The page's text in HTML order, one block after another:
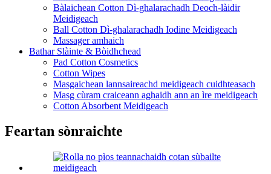
Bàlaichean Cotton Dì-ghalarachadh Deoch-làidir
Meidigeach
Ball Cotton Dì-ghalarachadh Iodine Meidigeach
Massager amhaich
Bathar Slàinte & Bòidhchead
Pad Cotton Cosmetics
Cotton Wipes
Masgaichean lannsaireachd meidigeach cuidhteasach
Masg cùram craiceann aghaidh ann an ìre meidigeach
Cotton Absorbent Meidigeach
Feartan sònraichte